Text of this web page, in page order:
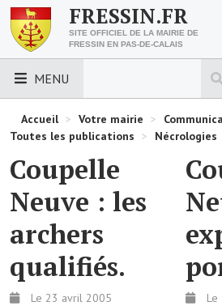
FRESSIN.FR
SITE OFFICIEL DE LA MAIRIE DE
FRESSIN EN PAS-DE-CALAIS
MENU
LES ESSENTIELS
Découvrez Fressin
Venir à Fressin
Nous contacter
Accueil > Votre mairie >
Toutes les publications > Nécrologies
Coupelle
Neuve : les
archers
qualifiés.
Le 23 avril 2005